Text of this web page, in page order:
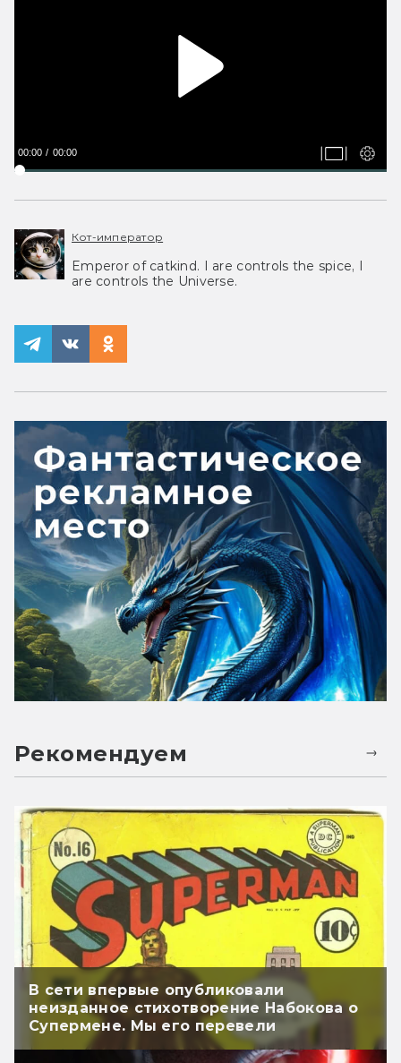
00:00 00:00
Кот-император
Emperor of catkind. I are controls the spice, I
are controls the Universe.
Рекомендуем
В сети впервые опубликовали
неизданное стихотворение Набокова о
Супермене. Мы его перевели